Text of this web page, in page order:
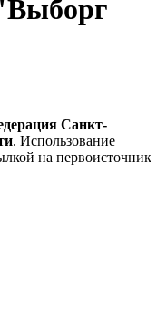
Санкт-
. Использование
на первоисточник